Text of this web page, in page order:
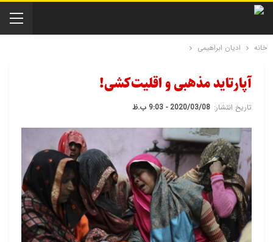
خانه ادیان ابراهیمی
آپارتاید مذهبی و اقلیت‌کشی!
تاریخ انتشار: 2020/03/08 - 9:03 ب.ظ